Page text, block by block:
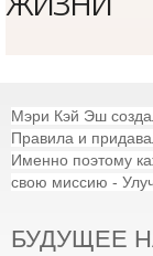
Мэри Кэй Эш
Правила и
Именно поэтому
свою миссию -
БУДУЩЕЕ